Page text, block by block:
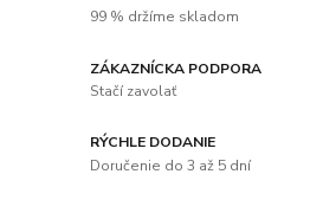
99 % držíme skladom
ZÁKAZNÍCKA PODPORA
Stačí zavolať
RÝCHLE DODANIE
Doručenie do 3 až 5 dní